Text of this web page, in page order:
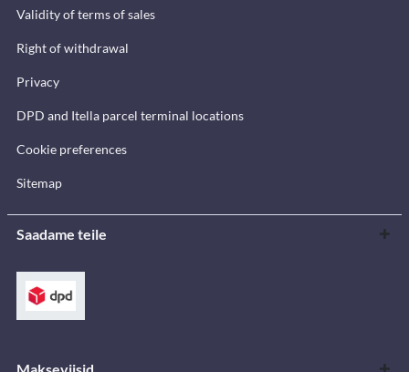
Validity of terms of sales
Right of withdrawal
Privacy
DPD and Itella parcel terminal locations
Cookie preferences
Sitemap
Saadame teile